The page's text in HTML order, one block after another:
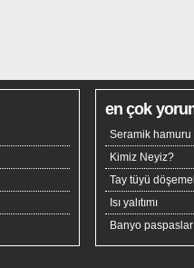
en çok
Seramik hamuru
Kimiz Neyiz?
Tay tüyü
Isı yalıtımı
Banyo